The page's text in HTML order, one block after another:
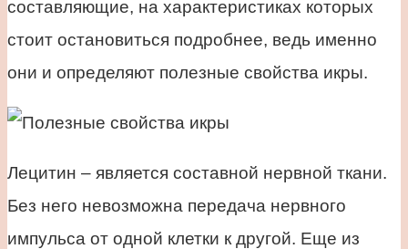
составляющие, на характеристиках которых
стоит остановиться подробнее, ведь именно
они и определяют полезные свойства икры.
Лецитин – является составной нервной ткани.
Без него невозможна передача нервного
импульса от одной клетки к другой. Еще из